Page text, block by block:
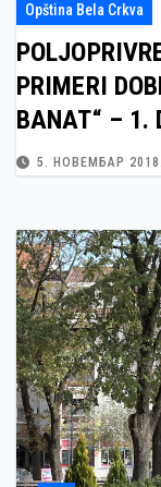
Opština Bela Crkva
PRIMERI
BANAT“ – 1.
5. НОВЕМБАР 2018.